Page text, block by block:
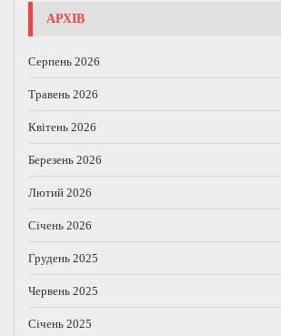
АРХІВ
Серпень 2026
Травень 2026
Квітень 2026
Березень 2026
Лютий 2026
Січень 2026
Грудень 2025
Червень 2025
Січень 2025